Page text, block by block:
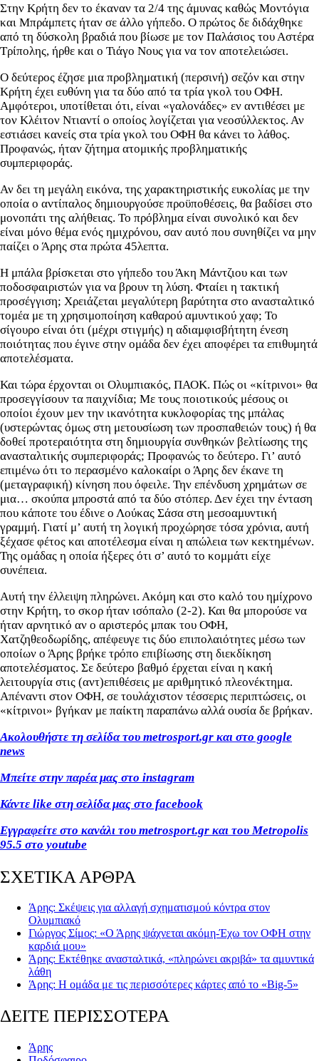
Στην Κρήτη δεν το έκαναν τα 2/4 της άμυνας καθώς Μοντόγια
και Μπράμπετς ήταν σε άλλο γήπεδο. Ο πρώτος δε διδάχθηκε
από τη δύσκολη βραδιά που βίωσε με τον Παλάσιος του Αστέρα
Τρίπολης, ήρθε και ο Τιάγο Νους για να τον αποτελειώσει.
Ο δεύτερος έζησε μια προβληματική (περσινή) σεζόν και στην
Κρήτη έχει ευθύνη για τα δύο από τα τρία γκολ του ΟΦΗ.
Αμφότεροι, υποτίθεται ότι, είναι «γαλονάδες» εν αντιθέσει με
τον Κλέιτον Ντιαντί ο οποίος λογίζεται για νεοσύλλεκτος. Αν
εστιάσει κανείς στα τρία γκολ του ΟΦΗ θα κάνει το λάθος.
Προφανώς, ήταν ζήτημα ατομικής προβληματικής
συμπεριφοράς.
Αν δει τη μεγάλη εικόνα, της χαρακτηριστικής ευκολίας με την
οποία ο αντίπαλος δημιουργούσε προϋποθέσεις, θα βαδίσει στο
μονοπάτι της αλήθειας. Το πρόβλημα είναι συνολικό και δεν
είναι μόνο θέμα ενός ημιχρόνου, σαν αυτό που συνηθίζει να μην
παίζει ο Άρης στα πρώτα 45λεπτα.
Η μπάλα βρίσκεται στο γήπεδο του Άκη Μάντζιου και των
ποδοσφαιριστών για να βρουν τη λύση. Φταίει η τακτική
προσέγγιση; Χρειάζεται μεγαλύτερη βαρύτητα στο ανασταλτικό
τομέα με τη χρησιμοποίηση καθαρού αμυντικού χαφ; Το
σίγουρο είναι ότι (μέχρι στιγμής) η αδιαμφισβήτητη ένεση
ποιότητας που έγινε στην ομάδα δεν έχει αποφέρει τα επιθυμητά
αποτελέσματα.
Και τώρα έρχονται οι Ολυμπιακός, ΠΑΟΚ. Πώς οι «κίτρινοι» θα
προσεγγίσουν τα παιχνίδια; Με τους ποιοτικούς μέσους οι
οποίοι έχουν μεν την ικανότητα κυκλοφορίας της μπάλας
(υστερώντας όμως στη μετουσίωση των προσπαθειών τους) ή θα
δοθεί προτεραιότητα στη δημιουργία συνθηκών βελτίωσης της
ανασταλτικής συμπεριφοράς; Προφανώς το δεύτερο. Γι’ αυτό
επιμένω ότι το περασμένο καλοκαίρι ο Άρης δεν έκανε τη
(μεταγραφική) κίνηση που όφειλε. Την επένδυση χρημάτων σε
μια… σκούπα μπροστά από τα δύο στόπερ. Δεν έχει την ένταση
που κάποτε του έδινε ο Λούκας Σάσα στη μεσοαμυντική
γραμμή. Γιατί μ’ αυτή τη λογική προχώρησε τόσα χρόνια, αυτή
ξέχασε φέτος και αποτέλεσμα είναι η απώλεια των κεκτημένων.
Της ομάδας η οποία ήξερες ότι σ’ αυτό το κομμάτι είχε
συνέπεια.
Αυτή την έλλειψη πληρώνει. Ακόμη και στο καλό του ημίχρονο
στην Κρήτη, το σκορ ήταν ισόπαλο (2-2). Και θα μπορούσε να
ήταν αρνητικό αν ο αριστερός μπακ του ΟΦΗ,
Χατζηθεοδωρίδης, απέφευγε τις δύο επιπολαιότητες μέσω των
οποίων ο Άρης βρήκε τρόπο επιβίωσης στη διεκδίκηση
αποτελέσματος. Σε δεύτερο βαθμό έρχεται είναι η κακή
λειτουργία στις (αντ)επιθέσεις με αριθμητικό πλεονέκτημα.
Απέναντι στον ΟΦΗ, σε τουλάχιστον τέσσερις περιπτώσεις, οι
«κίτρινοι» βγήκαν με παίκτη παραπάνω αλλά ουσία δε βρήκαν.
Ακολουθήστε τη σελίδα του metrosport.gr και στο google
news
Μπείτε στην παρέα μας στο instagram
Κάντε like στη σελίδα μας στο facebook
Εγγραφείτε στο κανάλι του metrosport.gr και του Metropolis
95.5 στο youtube
ΣΧΕΤΙΚΑ ΑΡΘΡΑ
Άρης: Σκέψεις για αλλαγή σχηματισμού κόντρα στον
Ολυμπιακό
Γιώργος Σίμος: «Ο Άρης ψάχνεται ακόμη-Έχω τον ΟΦΗ στην
καρδιά μου»
Άρης: Εκτέθηκε ανασταλτικά, «πληρώνει ακριβά» τα αμυντικά
λάθη
Άρης: Η ομάδα με τις περισσότερες κάρτες από το «Big-5»
ΔΕΙΤΕ ΠΕΡΙΣΣΟΤΕΡΑ
Άρης